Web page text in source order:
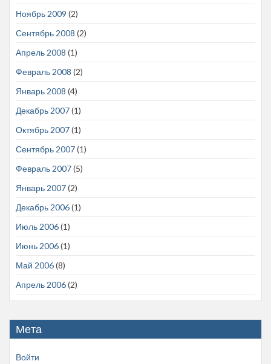
Ноябрь 2009 (2)
Сентябрь 2008 (2)
Апрель 2008 (1)
Февраль 2008 (2)
Январь 2008 (4)
Декабрь 2007(1)
Октябрь 2007(1)
Сентябрь 2007(1)
Февраль 2007(5)
Январь 2007(2)
Декабрь 2006(1)
Июль 2006(1)
Июнь 2006(1)
Май 2006(8)
Апрель 2006(2)
Мета
Войти